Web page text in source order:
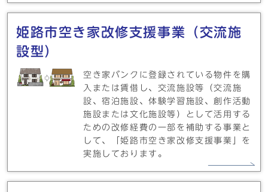
姫路市空き家改修支援事業（交流施
設型）
空き家バンクに登録されている物件を購
入または賃借し、交流施設等（交流施
設、宿泊施設、体験学習施設、創作活動
施設または文化施設等）として活用する
ための改修経費の一部を補助する事業と
して、「姫路市空き家改修支援事業」を
実施しております。